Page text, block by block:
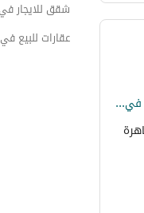
شقة للبيع 180م استلام فوري داخل كومبوند المستشارين في المستثمرين الشمالية دقائق من ماكسيم مول وفيو مباشر على سوديك دايركت
شقق للايجار
عقارات للبيع